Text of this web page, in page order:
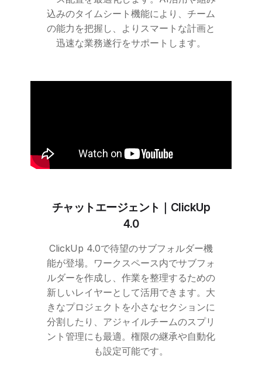
込みのタイムシート機能により、チーム
の能力を把握し、よりスマートな計画と
迅速な業務遂行をサポートします。
チャットエージェント｜ ClickUp
4.0
ClickUp 4.0で待望のサブフォルダー機
能が登場。ワークスペース内でサブフォ
ルダーを作成し、作業を整理するための
新しいレイヤーとして活用できます。大
きなプロジェクトを小さなセクションに
分割したり、アジャイルチームのスプリ
ント管理にも最適。権限の継承や自動化
も設定可能です。